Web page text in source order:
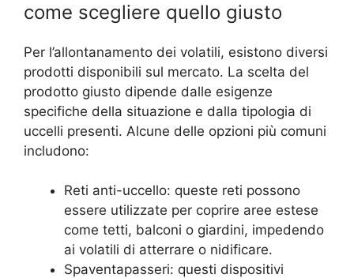
come scegliere quello giusto
Per l’allontanamento dei volatili, esistono diversi
prodotti disponibili sul mercato. La scelta del
prodotto giusto dipende dalle esigenze
specifiche della situazione e dalla tipologia di
uccelli presenti. Alcune delle opzioni più comuni
includono:
Reti anti-uccello: queste reti possono
essere utilizzate per coprire aree estese
come tetti, balconi o giardini, impedendo
ai volatili di atterrare o nidificare.
Spaventapasseri: questi dispositivi